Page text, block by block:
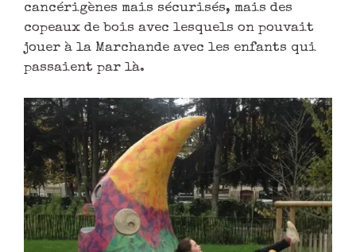
cancérigènes mais sécurisés, mais des
copeaux de bois avec lesquels on pouvait
jouer à la Marchande avec les enfants qui
passaient par là.